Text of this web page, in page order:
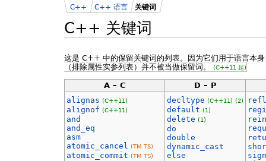
C++ 关键词
C++ C++ 语言 关键词
这是 C++ 中的保留关键词的列表。因为它们用于语言本
（排除属性实参列表）并不被当做保留词。
(C++11 起)
A – C
D – P
alignas (C++11)
alignof (C++11)
and
and_eq
asm
atomic_cancel (TM TS)
atomic_commit (TM TS)
decltype (C++11) (2)
default (1)
delete (1)
do
double
dynamic_cast
else